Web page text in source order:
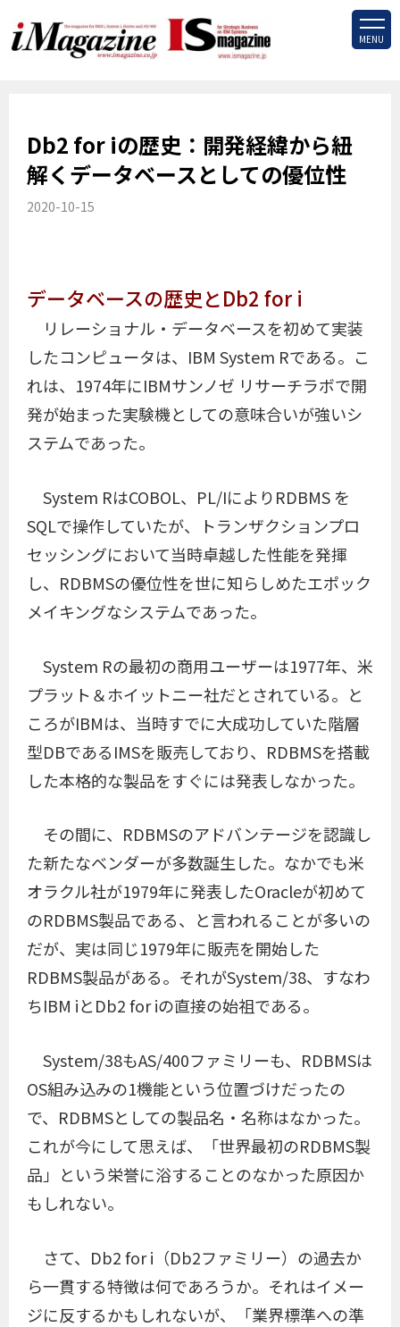
MENU
Db2 for iの歴史：開発経緯から紐
解くデータベースとしての優位性
2020-10-15
データベースの歴史とDb2 for i
リレーショナル・データベースを初めて実装
したコンピュータは、IBM System Rである。こ
れは、1974年にIBMサンノゼ リサーチラボで開
発が始まった実験機としての意味合いが強いシ
ステムであった。
System RはCOBOL、PL/IによりRDBMS を
SQLで操作していたが、トランザクションプロ
セッシングにおいて当時卓越した性能を発揮
し、RDBMSの優位性を世に知らしめたエポック
メイキングなシステムであった。
System Rの最初の商用ユーザーは1977年、米
プラット＆ホイットニー社だとされている。と
ころがIBMは、当時すでに大成功していた階層
型DBであるIMSを販売しており、RDBMSを搭載
した本格的な製品をすぐには発表しなかった。
その間に、RDBMSのアドバンテージを認識し
た新たなベンダーが多数誕生した。なかでも米
オラクル社が1979年に発表したOracleが初めて
のRDBMS製品である、と言われることが多いの
だが、実は同じ1979年に販売を開始した
RDBMS製品がある。それがSystem/38、すなわ
ちIBM iとDb2 for iの直接の始祖である。
System/38もAS/400ファミリーも、RDBMSは
OS組み込みの1機能という位置づけだったの
で、RDBMSとしての製品名・名称はなかった。
これが今にして思えば、「世界最初のRDBMS製
品」という栄誉に浴することのなかった原因か
もしれない。
さて、Db2 for i（Db2ファミリー）の過去か
ら一貫する特徴は何であろうか。それはイメー
ジに反するかもしれないが、「業界標準への準